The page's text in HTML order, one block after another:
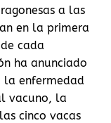
a las
en la primera
cada
ha anunciado
la enfermedad
vacuno, la
cinco vacas